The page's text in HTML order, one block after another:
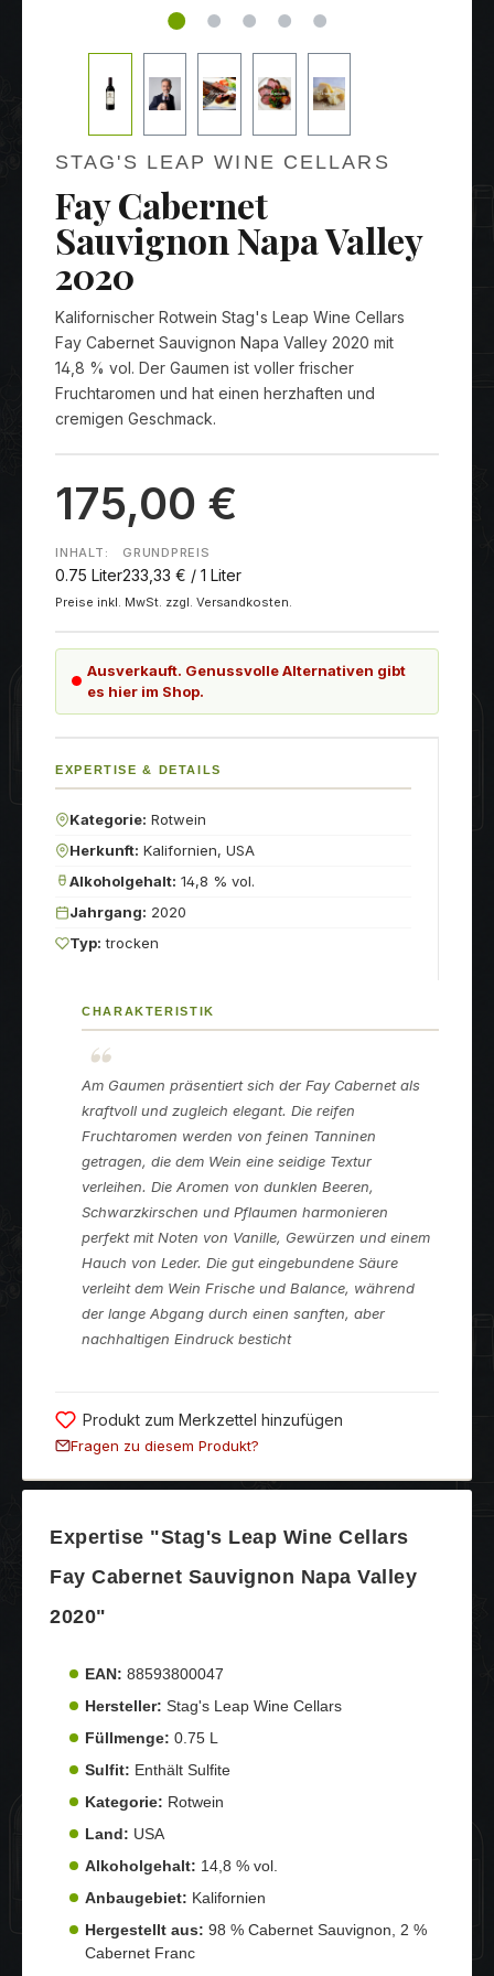
STAG'S LEAP WINE CELLARS
Fay Cabernet
Sauvignon Napa Valley
2020
Kalifornischer Rotwein Stag's Leap Wine Cellars
Fay Cabernet Sauvignon Napa Valley 2020 mit
14,8 % vol. Der Gaumen ist voller frischer
Fruchtaromen und hat einen herzhaften und
cremigen Geschmack.
175,00 €
INHALT:
0.75 Liter
GRUNDPREIS
233,33 € / 1 Liter
Preise inkl. MwSt. zzgl. Versandkosten.
Ausverkauft. Genussvolle Alternativen gibt
es hier im Shop.
EXPERTISE & DETAILS
Kategorie: Rotwein
Herkunft: Kalifornien, USA
Alkoholgehalt: 14,8 % vol.
Jahrgang: 2020
Typ: trocken
CHARAKTERISTIK
Am Gaumen präsentiert sich der Fay Cabernet als
kraftvoll und zugleich elegant. Die reifen
Fruchtaromen werden von feinen Tanninen
getragen, die dem Wein eine seidige Textur
verleihen. Die Aromen von dunklen Beeren,
Schwarzkirschen und Pflaumen harmonieren
perfekt mit Noten von Vanille, Gewürzen und einem
Hauch von Leder. Die gut eingebundene Säure
verleiht dem Wein Frische und Balance, während
der lange Abgang durch einen sanften, aber
nachhaltigen Eindruck besticht
Produkt zum Merkzettel hinzufügen
Fragen zu diesem Produkt?
Expertise "Stag's Leap Wine Cellars
Fay Cabernet Sauvignon Napa Valley
2020"
EAN: 88593800047
Hersteller: Stag's Leap Wine Cellars
Füllmenge: 0.75 L
Sulfit: Enthält Sulfite
Kategorie: Rotwein
Land: USA
Alkoholgehalt: 14,8 % vol.
Anbaugebiet: Kalifornien
Hergestellt aus: 98 % Cabernet Sauvignon, 2 %
Cabernet Franc